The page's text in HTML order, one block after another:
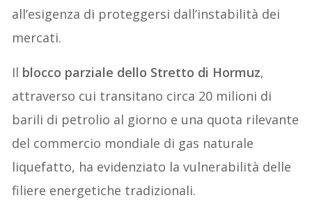
all’esigenza di proteggersi dall’instabilità dei
mercati.
Il blocco parziale dello Stretto di Hormuz,
attraverso cui transitano circa 20 milioni di
barili di petrolio al giorno e una quota rilevante
del commercio mondiale di gas naturale
liquefatto, ha evidenziato la vulnerabilità delle
filiere energetiche tradizionali.